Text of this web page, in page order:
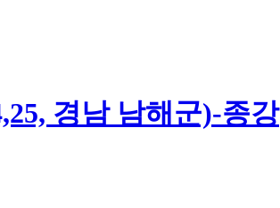
경남 남해군)-종강